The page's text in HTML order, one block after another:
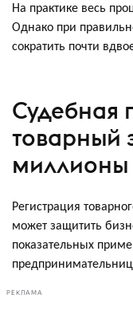
На практике весь
Однако при
сократить почти
Судебная
товарный
миллионы
Регистрация
может защитить
показательных
РЕКЛАМА